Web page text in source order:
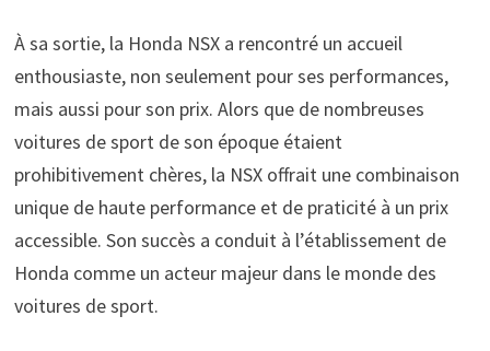
À sa sortie, la Honda NSX a rencontré un accueil
enthousiaste, non seulement pour ses performances,
mais aussi pour son prix. Alors que de nombreuses
voitures de sport de son époque étaient
prohibitivement chères, la NSX offrait une combinaison
unique de haute performance et de praticité à un prix
accessible. Son succès a conduit à l’établissement de
Honda comme un acteur majeur dans le monde des
voitures de sport.